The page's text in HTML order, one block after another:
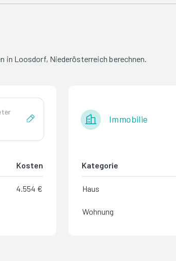
in Loosdorf, Niederösterreich berechnen.
Kosten
4.554 €
Immobilie
Kategorie
Haus
Wohnung